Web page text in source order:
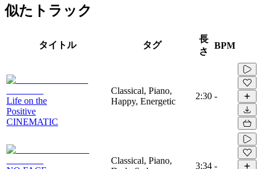
似たトラック
タイトル タグ
長
さ
BPM
Life on the
Positive
CINEMATIC
Classical, Piano,
Happy, Energetic
2:30 -
Classical, Piano,
3:34 -